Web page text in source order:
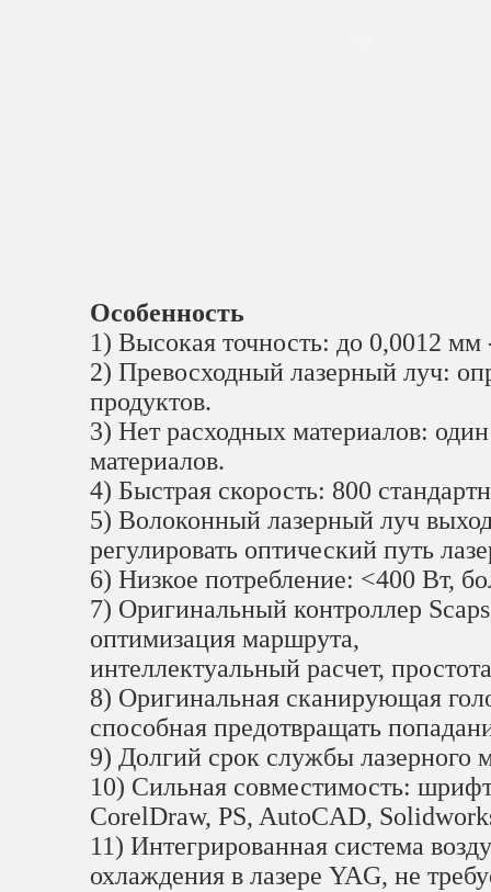
Особенность
1) Высокая точность: до 0,0012
2) Превосходный лазерный луч:
продуктов.
3) Нет расходных материалов:
материалов.
4) Быстрая скорость: 800
5) Волоконный лазерный луч
регулировать оптический путь
6) Низкое потребление: <400 Вт,
7) Оригинальный контроллер
оптимизация маршрута,
интеллектуальный расчет,
8) Оригинальная сканирующая
способная предотвращать
9) Долгий срок службы лазерного
10) Сильная совместимость:
CorelDraw, PS, AutoCAD,
11) Интегрированная система
охлаждения в лазере YAG, не